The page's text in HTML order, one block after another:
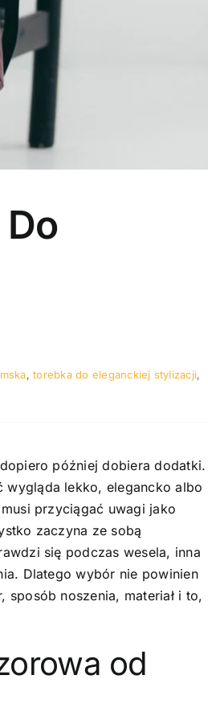
,torebka do eleganckiej stylizacji,
później dobiera dodatki.
wygląda lekko, elegancko albo
przyciągać uwagi jako
zaczyna ze sobą
się podczas wesela, inna
Dlatego wybór nie powinien
sposób noszenia, materiał i to,
od